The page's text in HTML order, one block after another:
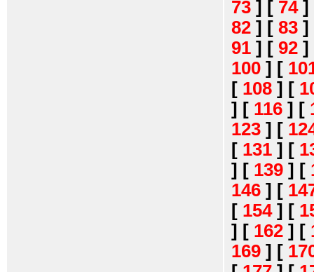
73 ] [ 74]
82 ] [ 83 ]
91 ] [ 92 ]
100 ] [
[ 108 ] [
] [ 116 ] [
123 ] [
[ 131 ] [
] [ 139 ] [
146 ] [
[ 154] [
] [ 162 ] [
169 ] [